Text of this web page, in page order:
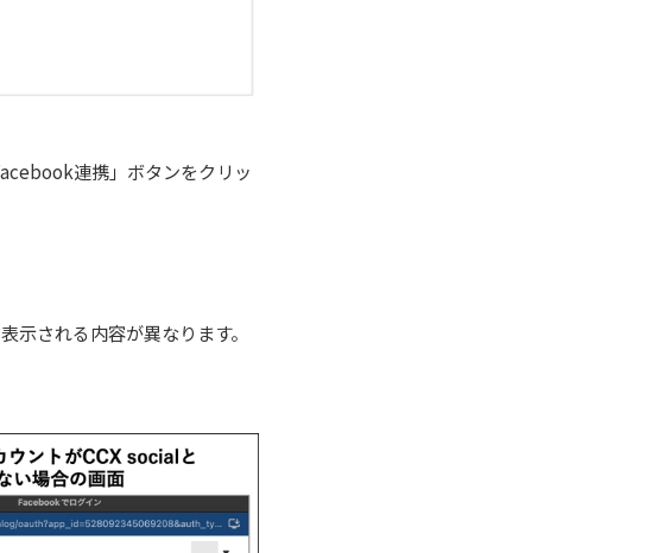
連携」ボタンをクリッ
示される内容が異なります。